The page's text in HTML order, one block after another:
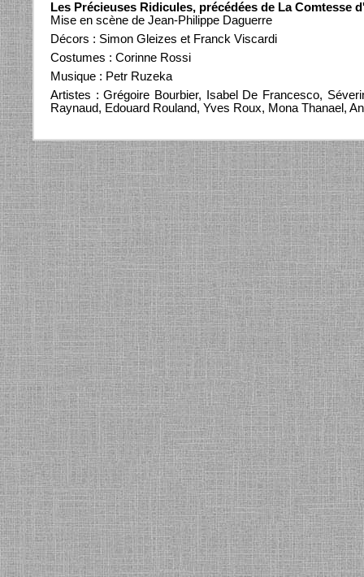
Les Précieuses Ridicules, précédées de La Comtesse
Mise en scène de Jean-Philippe Daguerre
Décors : Simon Gleizes et Franck Viscardi
Costumes : Corinne Rossi
Musique : Petr Ruzeka
Artistes : Grégoire Bourbier, Isabel De Francesco,
Raynaud, Edouard Rouland, Yves Roux, Mona Thanael,